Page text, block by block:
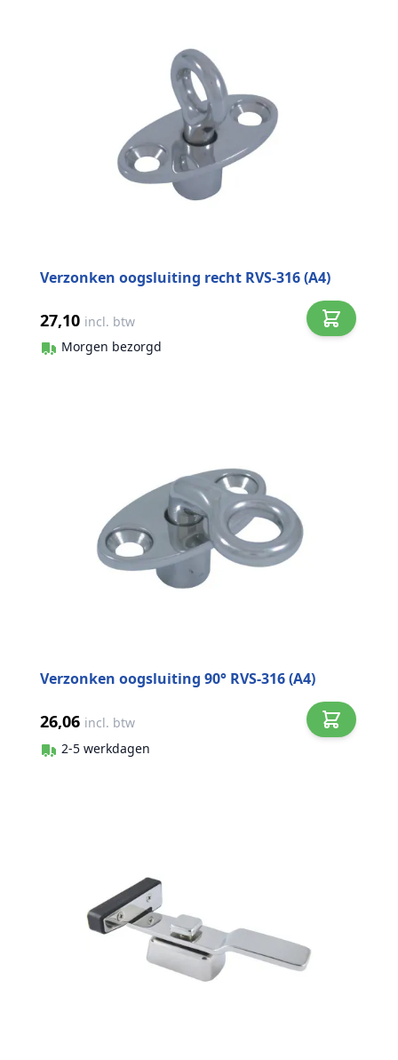
Verzonken oogsluiting recht RVS-316 (A4)
27,10 incl. btw
Morgen bezorgd
Verzonken oogsluiting 90° RVS-316 (A4)
26,06 incl. btw
2-5 werkdagen